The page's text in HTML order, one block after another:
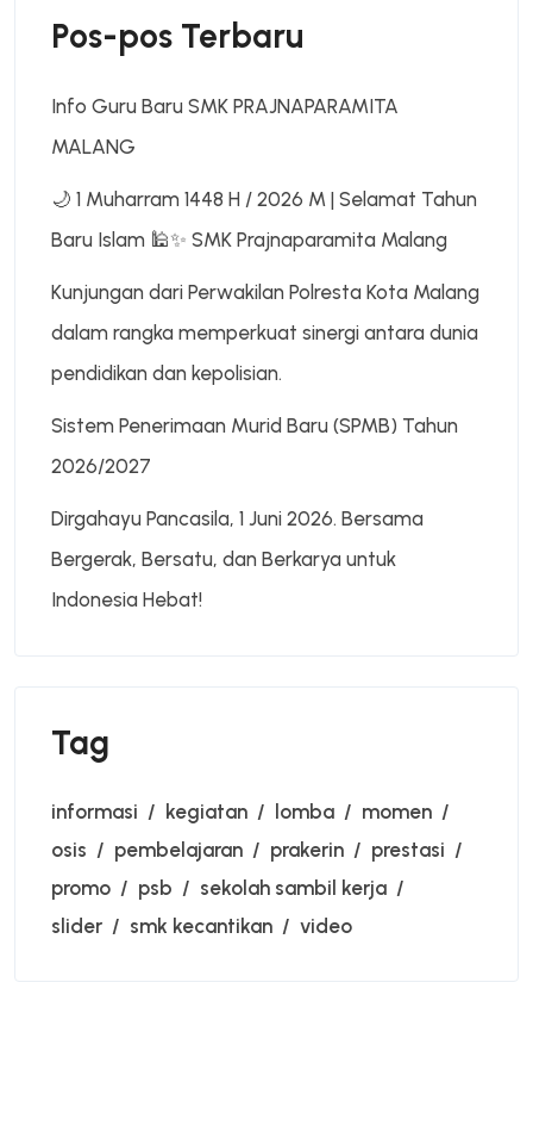
Pos-pos Terbaru
Info Guru Baru SMK PRAJNAPARAMITA
MALANG
🌙 1 Muharram 1448 H / 2026 M | Selamat Tahun
Baru Islam 🕌✨ SMK Prajnaparamita Malang
Kunjungan dari Perwakilan Polresta Kota Malang
dalam rangka memperkuat sinergi antara dunia
pendidikan dan kepolisian.
Sistem Penerimaan Murid Baru (SPMB) Tahun
2026/2027
Dirgahayu Pancasila, 1 Juni 2026. Bersama
Bergerak, Bersatu, dan Berkarya untuk
Indonesia Hebat!
Tag
informasi kegiatan lomba
momen
osis
pembelajaran prakerin
prestasi
promo
psb
sekolah sambil kerja
slider
smk kecantikan video